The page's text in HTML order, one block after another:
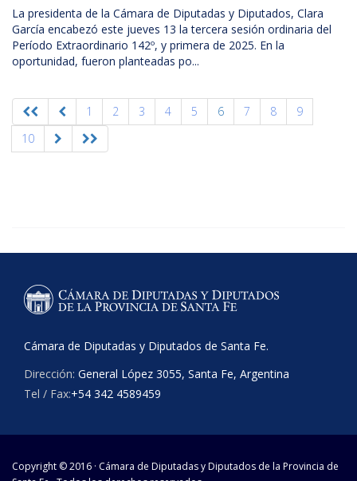
La presidenta de la Cámara de Diputadas y Diputados, Clara
García encabezó este jueves 13 la tercera sesión ordinaria del
Período Extraordinario 142º, y primera de 2025. En la
oportunidad, fueron planteadas po...
1 2 3 4 5 6 7 8
9
10
Cámara de Diputadas y Diputados de Santa Fe.
Dirección: General López 3055, Santa Fe, Argentina
Tel / Fax:+54 342 4589459
Copyright © 2016 · Cámara de Diputadas y Diputados de la Provincia de